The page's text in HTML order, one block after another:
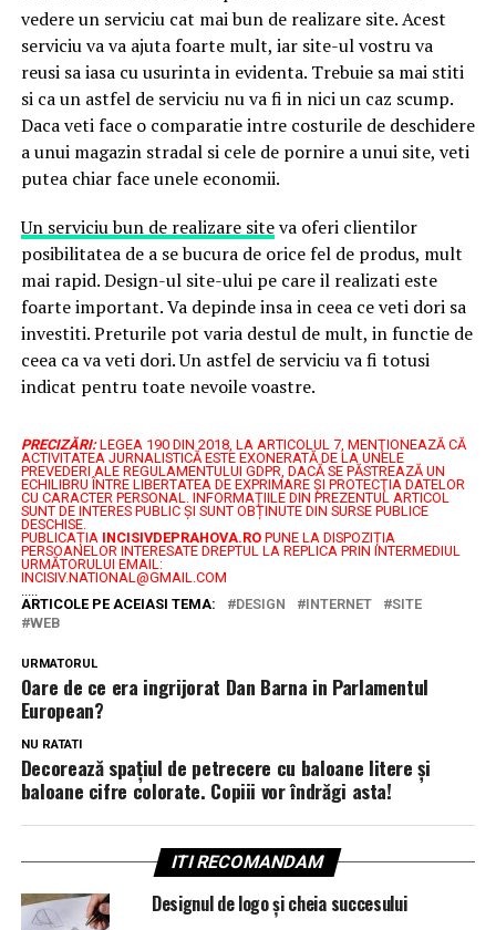
vedere un serviciu cat mai bun de realizare site. Acest
serviciu va va ajuta foarte mult, iar site-ul vostru va
reusi sa iasa cu usurinta in evidenta. Trebuie sa mai stiti
si ca un astfel de serviciu nu va fi in nici un caz scump.
Daca veti face o comparatie intre costurile de deschidere
a unui magazin stradal si cele de pornire a unui site, veti
putea chiar face unele economii.
Un serviciu bun de realizare siteva oferi clientilor
posibilitatea de a se bucura de orice fel de produs, mult
mai rapid. Design-ul site-ului pe care il realizati este
foarte important. Va depinde insa in ceea ce veti dori sa
investiti. Preturile pot varia destul de mult, in functie de
ceea ca va veti dori. Un astfel de serviciu va fi totusi
indicat pentru toate nevoile voastre.
PRECIZĂRI: LEGEA 190 DIN 2018, LA ARTICOLUL 7, MENŢIONEAZĂ CĂ
ACTIVITATEA JURNALISTICĂ ESTE EXONERATĂ DE LA UNELE
PREVEDERI ALE REGULAMENTULUI GDPR, DACĂ SE PĂSTREAZĂ UN
ECHILIBRU ÎNTRE LIBERTATEA DE EXPRIMARE ŞI PROTECŢIA DATELOR
CU CARACTER PERSONAL.
INFORMAȚIILE DIN PREZENTUL ARTICOL
SUNT DE INTERES PUBLIC ȘI SUNT OBȚINUTE DIN SURSE PUBLICE
DESCHISE.
PUBLICAȚIA INCISIVDEPRAHOVA.ROPUNE LA DISPOZIȚIA
PERSOANELOR INTERESATE DREPTUL LA REPLICA PRIN INTERMEDIUL
URMĂTORULUI EMAIL:
INCISIV.NATIONAL@GMAIL.COM
ARTICOLE PE ACEIASI TEMA:
DESIGN INTERNET
SITE
WEB
URMATORUL
Oare de ce era ingrijorat Dan Barna in Parlamentul
European?
NU RATATI
Decorează spațiul de petrecere cu baloane litere și
baloane cifre colorate. Copiii vor îndrăgi asta!
ITI RECOMANDAM
Designul de logo și cheia succesului